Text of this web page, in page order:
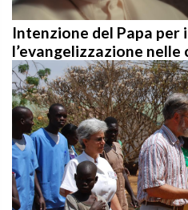
Intenzione del Papa per
l’evangelizzazione nelle